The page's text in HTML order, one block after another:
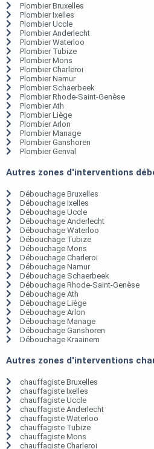
Plombier Bruxelles
Plombier Ixelles
Plombier Uccle
Plombier Anderlecht
Plombier Waterloo
Plombier Tubize
Plombier Mons
Plombier Charleroi
Plombier Namur
Plombier Schaerbeek
Plombier Rhode-Saint-Genèse
Plombier Ath
Plombier Liège
Plombier Arlon
Plombier Manage
Plombier Ganshoren
Plombier Genval
Autres zones d'interventions
Débouchage Bruxelles
Débouchage Ixelles
Débouchage Uccle
Débouchage Anderlecht
Débouchage Waterloo
Débouchage Tubize
Débouchage Mons
Débouchage Charleroi
Débouchage Namur
Débouchage Schaerbeek
Débouchage Rhode-Saint-Genèse
Débouchage Ath
Débouchage Liège
Débouchage Arlon
Débouchage Manage
Débouchage Ganshoren
Débouchage Kraainem
Autres zones d'interventions
chauffagiste Bruxelles
chauffagiste Ixelles
chauffagiste Uccle
chauffagiste Anderlecht
chauffagiste Waterloo
chauffagiste Tubize
chauffagiste Mons
chauffagiste Charleroi